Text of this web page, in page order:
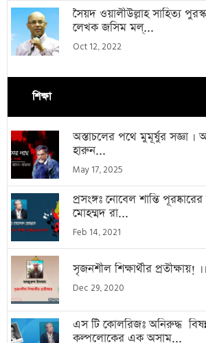
সৈয়দ ওয়ালীউল্লাহ সাহিত্য
লেখক জসিম মল্...
Oct 12, 2022
শিক্ষা
অস্তাচলের পথে মুমূর্ষুর সজ্ঞা
হারুন...
May 17, 2025
প্রসংঙ্গঃ নোবেল শান্তি
মোহম্মদ রা...
Feb 14, 2021
সৃজনশীল শিক্ষার্থীর
Dec 29, 2020
এস টি কোলরিজঃ অনিরুদ্ধ
কল্পলোকের এক অসাম...